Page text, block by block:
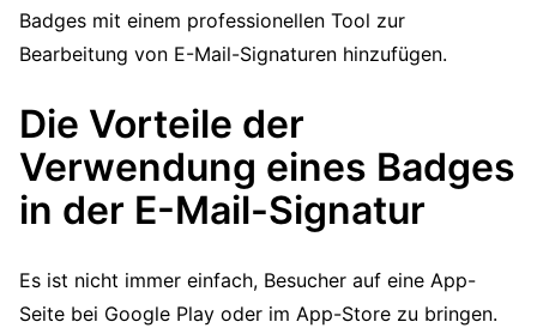
Badges mit einem professionellen Tool zur
Bearbeitung von E-Mail-Signaturen hinzufügen.
Die Vorteile der
Verwendung eines Badges
in der E-Mail-Signatur
Es ist nicht immer einfach, Besucher auf eine App-
Seite bei Google Play oder im App-Store zu bringen.